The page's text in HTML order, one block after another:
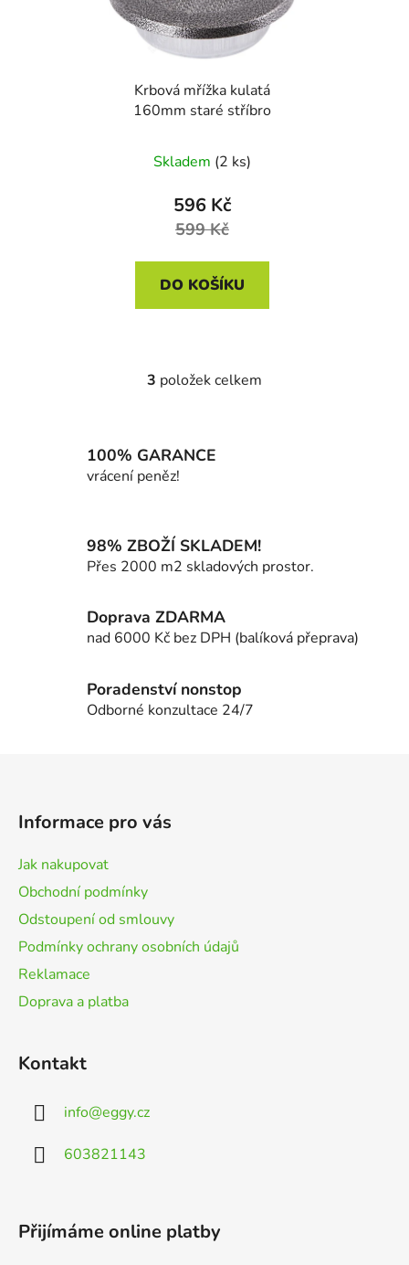
Krbová mřížka kulatá
160mm staré stříbro
Skladem (2 ks)
596 Kč
599 Kč
DO KOŠÍKU
O
á
d
p
r
k
y
v
p
i
3 položek celkem
100% GARANCE
vrácení peněz!
98% ZBOŽÍ SKLADEM!
Přes 2000 m2 skladových prostor.
Doprava ZDARMA
nad 6000 Kč bez DPH (balíková přeprava)
Poradenství nonstop
Odborné konzultace 24/7
Informace pro vás
Jak nakupovat
Obchodní podmínky
Odstoupení od smlouvy
Podmínky ochrany osobních údajů
Reklamace
Doprava a platba
Kontakt
info@eggy.cz
603821143
Přijímáme online platby